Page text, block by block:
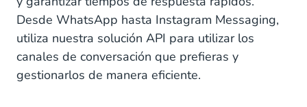
Desde WhatsApp hasta Instagram Messaging,
utiliza nuestra solución API para utilizar los
canales de conversación que prefieras y
gestionarlos de manera eficiente.